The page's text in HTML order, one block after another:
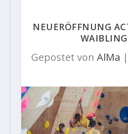
NEUERÖFFNUNG
Gepostet von AlMa |